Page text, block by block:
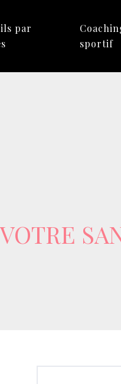
par
sportif